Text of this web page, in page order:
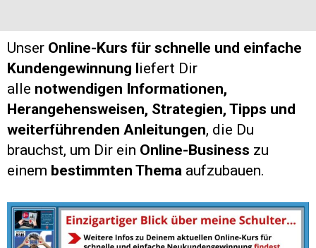
Unser Online-Kurs für schnelle und einfache
Kundengewinnung liefert Dir
alle notwendigen Informationen,
Herangehensweisen, Strategien, Tipps und
weiterführenden Anleitungen, die Du
brauchst, um Dir ein Online-Business zu
einem bestimmten Thema aufzubauen.